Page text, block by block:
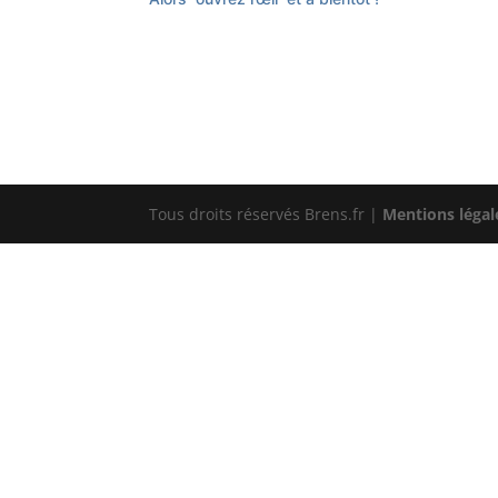
Tous droits réservés Brens.fr | Mentions